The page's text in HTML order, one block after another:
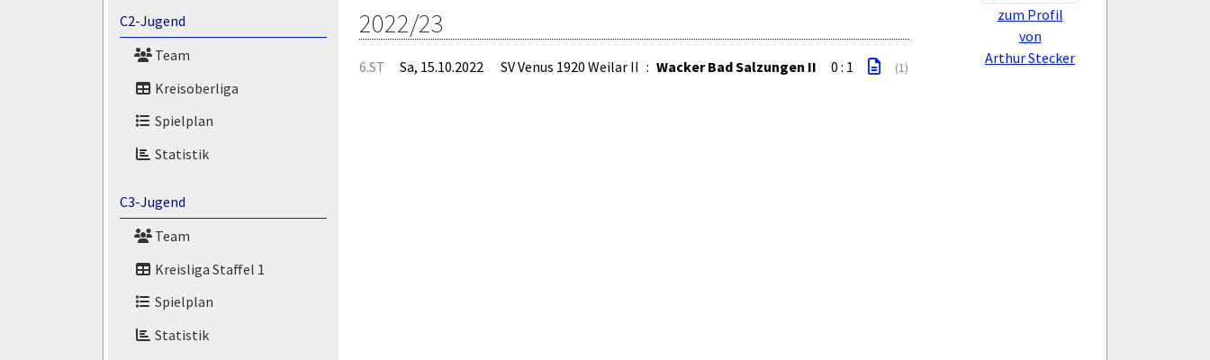
C2-Jugend
Team
Kreisoberliga
Spielplan
Statistik
C3-Jugend
Team
Kreisliga Staffel 1
Spielplan
Statistik
zum Profil
von
Arthur Stecker
2022/23
6.ST Sa, 15.10.2022 SV Venus 1920 Weilar II : Wacker Bad Salzungen II 0 : 1 (1)